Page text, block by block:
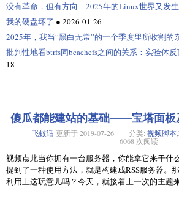
没有革命，但有方向｜2025年的Linux世界又发
我的硬盘坏了 ● 2026-01-26
2025年，我当“黑白无常”的一个季度里所收割的
批判性地看btrfs同bcachefs之间的关系：实验体
18
傻瓜都能建站的基础——宝塔面板
飞蚊话更新于2019-07-26 分类: 视频脚本
6068 次阅读
视频点此当你拥有一台服务器，你能拿它来干什
提到了一种使用方法，就是构建成RSS服务器。
利用上这玩意儿吗？今天，就接着上一次的主题